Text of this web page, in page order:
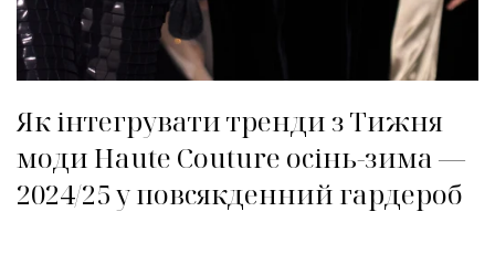
Як інтегрувати тренди з Тижня
моди Haute Couture осінь-зима —
2024/25 у повсякденний гардероб